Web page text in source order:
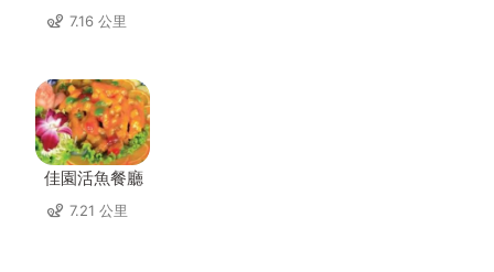
7.16 公里
佳園活魚餐廳
7.21 公里